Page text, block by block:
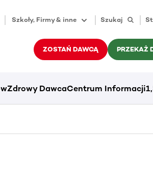
Szkoły, Firmy & inne Szukaj
ZOSTAŃ DAWCĄ PRZEKAŻ
Zdrowy DawcaCentrum Informacji